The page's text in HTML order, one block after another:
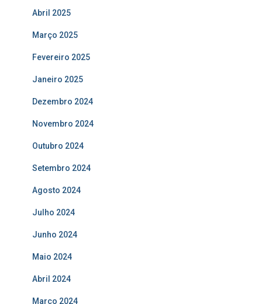
Abril 2025
Março 2025
Fevereiro 2025
Janeiro 2025
Dezembro 2024
Novembro 2024
Outubro 2024
Setembro 2024
Agosto 2024
Julho 2024
Junho 2024
Maio 2024
Abril 2024
Março 2024